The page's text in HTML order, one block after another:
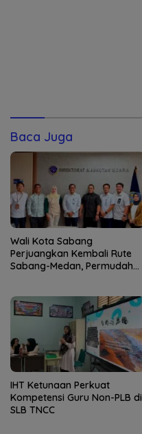
Baca Juga
Wali Kota Sabang
Perjuangkan Kembali Rute
Sabang-Medan, Permudah
IHT Ketunaan Perkuat
Kompetensi Guru Non-PLB di
SLB TNCC